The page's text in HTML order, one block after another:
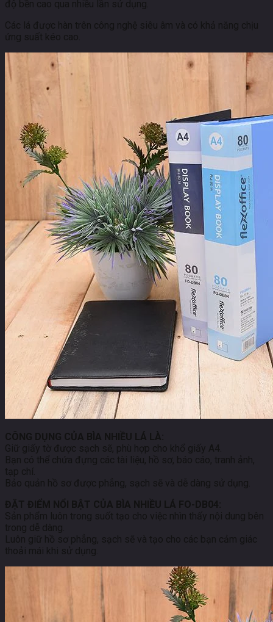
độ bền cao qua nhiều lần sử dụng.
Các lá được hàn trên công nghệ siêu âm và có khả năng chịu
ứng suất kéo cao.
CÔNG DỤNG CỦA BÌA NHIỀU LÁ LÀ:
Giữ giấy tờ được sạch sẽ, phù hợp cho khổ giấy A4.
Bạn có thể chứa đựng các tài liệu, hồ sơ, báo cáo, tranh ảnh,
tạp chí.
Bảo quản hồ sơ được phẳng, sạch sẽ và dễ dàng sử dụng.
ĐẶT ĐIỂM NỔI BẬT CỦA BÌA NHIỀU LÁ FO-DB04:
Sản phẩm luôn trong suốt tạo cho việc nhìn thấy nội dung bên
trong dễ dàng.
Luôn giữ hồ sơ phẳng, sạch sẽ và tạo cho các bạn cảm giác
thoải mái khi sử dụng.